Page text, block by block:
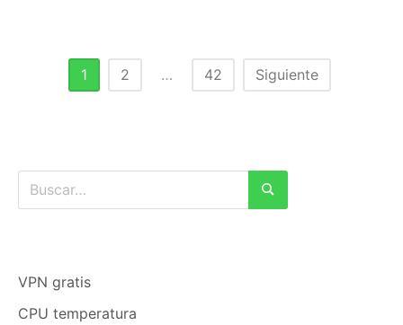
Paginación
1 2 … 42 Siguiente
Buscar:
Buscar
VPN gratis
CPU temperatura